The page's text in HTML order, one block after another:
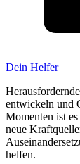
Dein Helfer
entwickeln und
Momenten ist
neue
helfen.